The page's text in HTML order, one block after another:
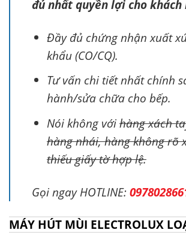
đủ nhất quyền lợi cho khách
Đầy đủ chứng nhận xuất
khẩu (CO/CQ).
Tư vấn chi tiết nhất chính
hành/sửa chữa cho bếp.
Nói không vớihàng xách
hàng nhái, hàng không rõ
thiếu giấy tờ hợp lệ.
Gọi ngay HOTLINE:
MÁY HÚT MÙI ELECTROLUX